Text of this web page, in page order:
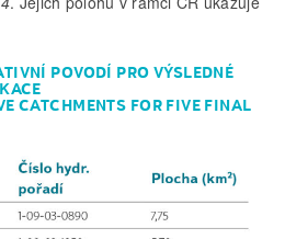
POVODÍ PRO VÝSLEDNÉ
CATCHMENTS FOR FIVE FINAL